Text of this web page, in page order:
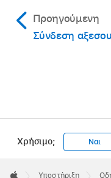
Προηγούμενη
Σύνδεση
Χρήσιμο; Ναι
Footer
 Υποστήριξη